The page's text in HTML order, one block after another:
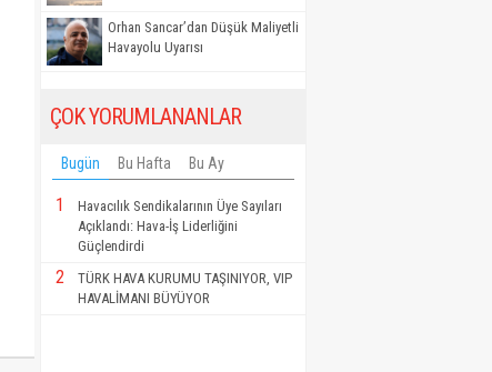
Orhan Sancar’dan Düşük Maliyetli
Havayolu Uyarısı
ÇOK YORUMLANANLAR
Bugün Bu Hafta Bu Ay
1
Havacılık Sendikalarının Üye Sayıları
Açıklandı: Hava-İş Liderliğini
Güçlendirdi
2
TÜRK HAVA KURUMU TAŞINIYOR, VIP
HAVALİMANI BÜYÜYOR